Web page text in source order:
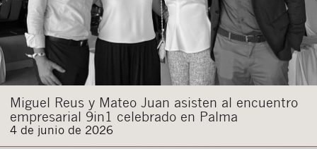
Miguel Reus y Mateo Juan asisten al encuentro
empresarial 9in1 celebrado en Palma
4 de junio de 2026